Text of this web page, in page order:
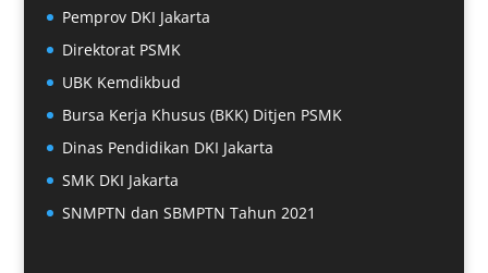
Pemprov DKI Jakarta
Direktorat PSMK
UBK Kemdikbud
Bursa Kerja Khusus (BKK) Ditjen PSMK
Dinas Pendidikan DKI Jakarta
SMK DKI Jakarta
SNMPTN dan SBMPTN Tahun 2021